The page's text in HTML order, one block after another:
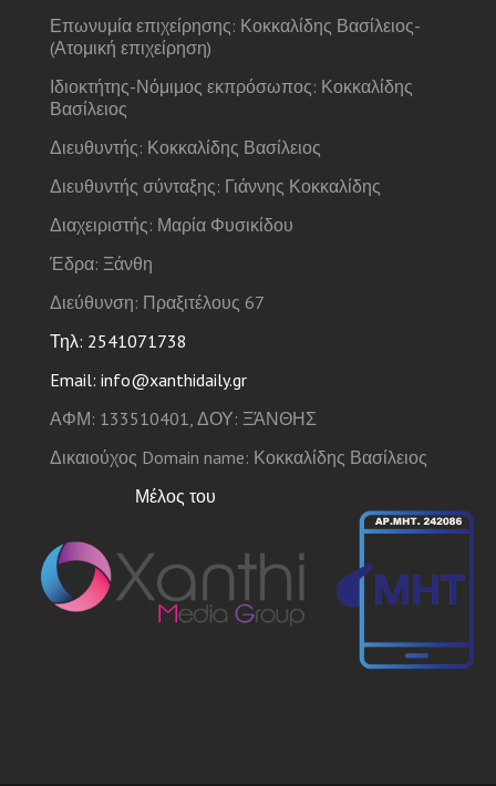
Επωνυμία επιχείρησης: Κοκκαλίδης Βασίλειος-
(Ατομική επιχείρηση)
Ιδιοκτήτης-Νόμιμος εκπρόσωπος: Κοκκαλίδης
Βασίλειος
Διευθυντής: Κοκκαλίδης Βασίλειος
Διευθυντής σύνταξης: Γιάννης Κοκκαλίδης
Διαχειριστής: Μαρία Φυσικίδου
Έδρα: Ξάνθη
Διεύθυνση: Πραξιτέλους 67
Τηλ: 2541071738
Email: info@xanthidaily.gr
ΑΦΜ: 133510401, ΔΟΥ: ΞΆΝΘΗΣ
Δικαιούχος Domain name: Κοκκαλίδης Βασίλειος
Μέλος του